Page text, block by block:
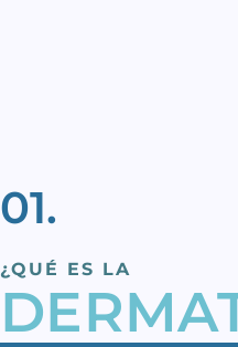
01.
¿QUÉ ES LA